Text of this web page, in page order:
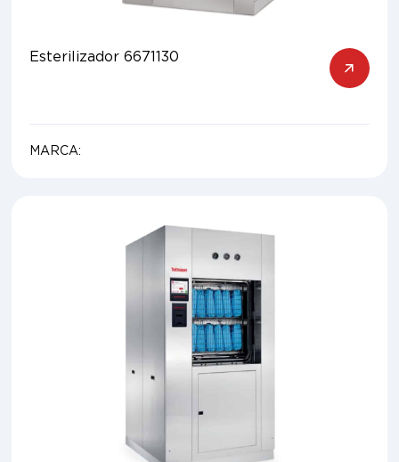
Esterilizador 6671130
MARCA: